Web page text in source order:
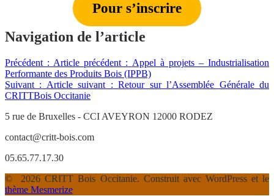
Pour s’inscrire
Navigation de l’article
Précédent : Article précédent : Appel à projets – Industrialisation
Performante des Produits Bois (IPPB)
Suivant : Article suivant : Retour sur l’Assemblée Générale du
CRITTBois Occitanie
5 rue de Bruxelles - CCI AVEYRON 12000 RODEZ
contact@critt-bois.com
05.65.77.17.30
© 2026 CRITT Bois Occitanie. Construit avec WordPress et le
thème Mesmerize